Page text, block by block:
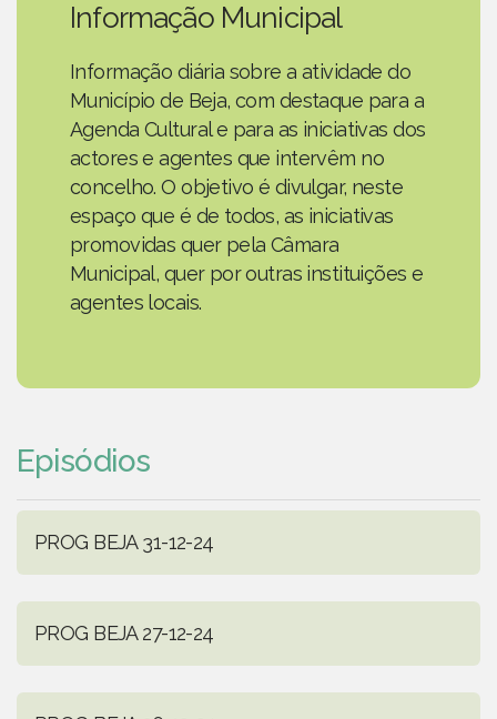
Informação Municipal
Informação diária sobre a atividade do
Município de Beja, com destaque para a
Agenda Cultural e para as iniciativas dos
actores e agentes que intervêm no
concelho. O objetivo é divulgar, neste
espaço que é de todos, as iniciativas
promovidas quer pela Câmara
Municipal, quer por outras instituições e
agentes locais.
Episódios
PROG BEJA 31-12-24
PROG BEJA 27-12-24